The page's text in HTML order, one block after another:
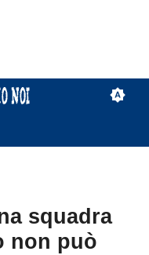
squadra
non può